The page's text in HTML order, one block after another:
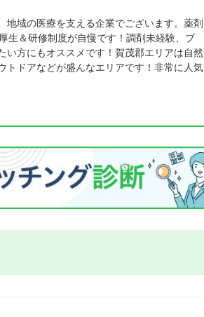
域の医療を支える企業でございます。薬剤
生＆研修制度が自慢です！調剤未経験、ブ
い方にもオススメです！賀茂郡エリアは自然
トドアなどが盛んなエリアです！非常に人気